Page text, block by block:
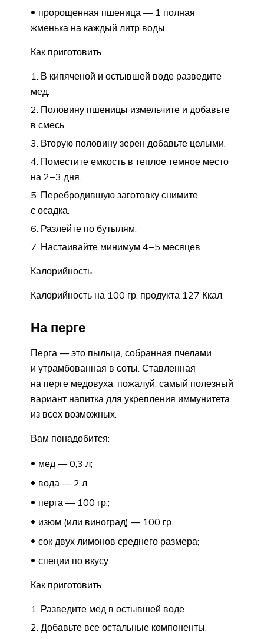
пророщенная пшеница — 1 полная
жменька на каждый литр воды.
Как приготовить:
В кипяченой и остывшей воде разведите
мед.
Половину пшеницы измельчите и добавьте
в смесь.
Вторую половину зерен добавьте целыми.
Поместите емкость в теплое темное место
на 2−3 дня.
Перебродившую заготовку снимите
с осадка.
Разлейте по бутылям.
Настаивайте минимум 4−5 месяцев.
Калорийность:
Калорийность на 100 гр. продукта 127 Ккал.
На перге
Перга — это пыльца, собранная пчелами
и утрамбованная в соты. Ставленная
на перге медовуха, пожалуй, самый полезный
вариант напитка для укрепления иммунитета
из всех возможных.
Вам понадобится:
мед — 0,3 л;
вода — 2 л;
перга — 100 гр.;
изюм (или виноград) — 100 гр.;
сок двух лимонов среднего размера;
специи по вкусу.
Как приготовить:
Разведите мед в остывшей воде.
Добавьте все остальные компоненты.